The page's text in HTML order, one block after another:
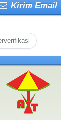
Kirim Email